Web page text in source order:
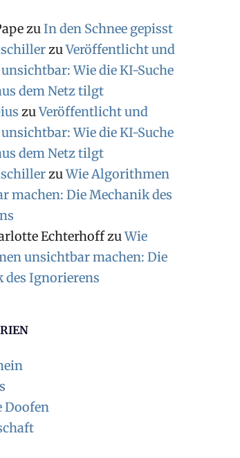
zuIn den Schnee gepisst
zuVeröffentlicht und
Wie die KI-Suche
dem Netz tilgt
zuVeröffentlicht und
Wie die KI-Suche
dem Netz tilgt
zuWie Algorithmen
machen: Die Mechanik des
EchterhoffzuWie
unsichtbar machen: Die
des Ignorierens
Doofen